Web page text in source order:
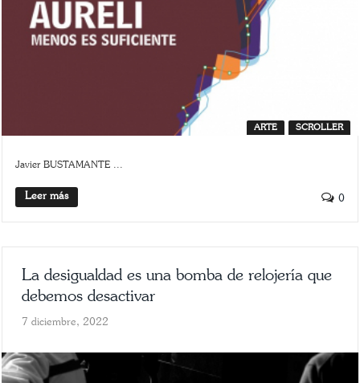
ARTE SCROLLER
Javier BUSTAMANTE ...
Leer más 0
La desigualdad es una bomba de relojería que
debemos desactivar
7 diciembre, 2022